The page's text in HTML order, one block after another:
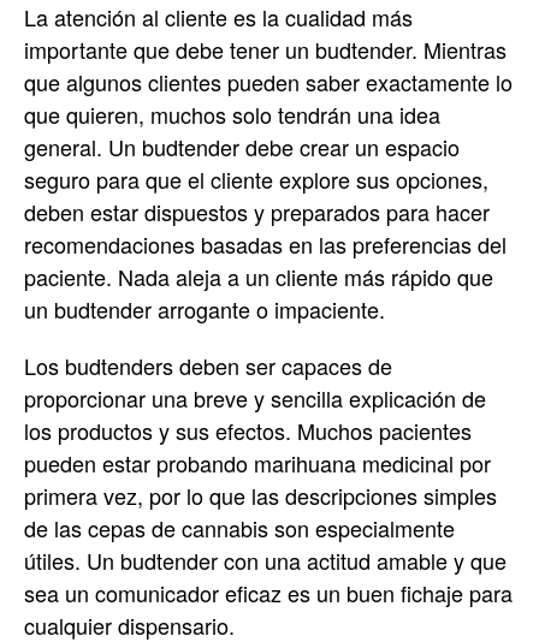
La atención al cliente es la cualidad más
importante que debe tener un budtender. Mientras
que algunos clientes pueden saber exactamente lo
que quieren, muchos solo tendrán una idea
general. Un budtender debe crear un espacio
seguro para que el cliente explore sus opciones,
deben estar dispuestos y preparados para hacer
recomendaciones basadas en las preferencias del
paciente. Nada aleja a un cliente más rápido que
un budtender arrogante o impaciente.
Los budtenders deben ser capaces de
proporcionar una breve y sencilla explicación de
los productos y sus efectos. Muchos pacientes
pueden estar probando marihuana medicinal por
primera vez, por lo que las descripciones simples
de las cepas de cannabis son especialmente
útiles. Un budtender con una actitud amable y que
sea un comunicador eficaz es un buen fichaje para
cualquier dispensario.